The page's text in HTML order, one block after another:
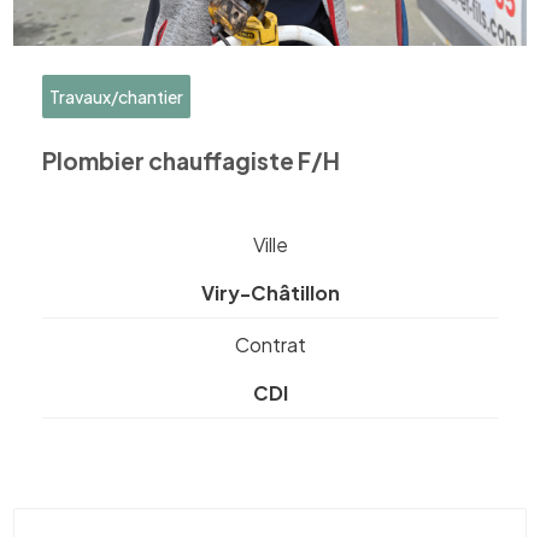
Travaux/chantier
Plombier chauffagiste F/H
Ville
Viry-Châtillon
Contrat
CDI